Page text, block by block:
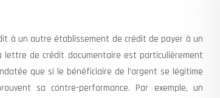
à un autre établissement de crédit de payer à un
de crédit documentaire est particulièrement
que si le bénéficiaire de l’argent se légitime
sa contre-performance. Par exemple, un